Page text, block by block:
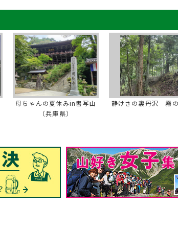
母ちゃんの夏休みin書写山
（兵庫県）
静けさの裏丹沢 霧